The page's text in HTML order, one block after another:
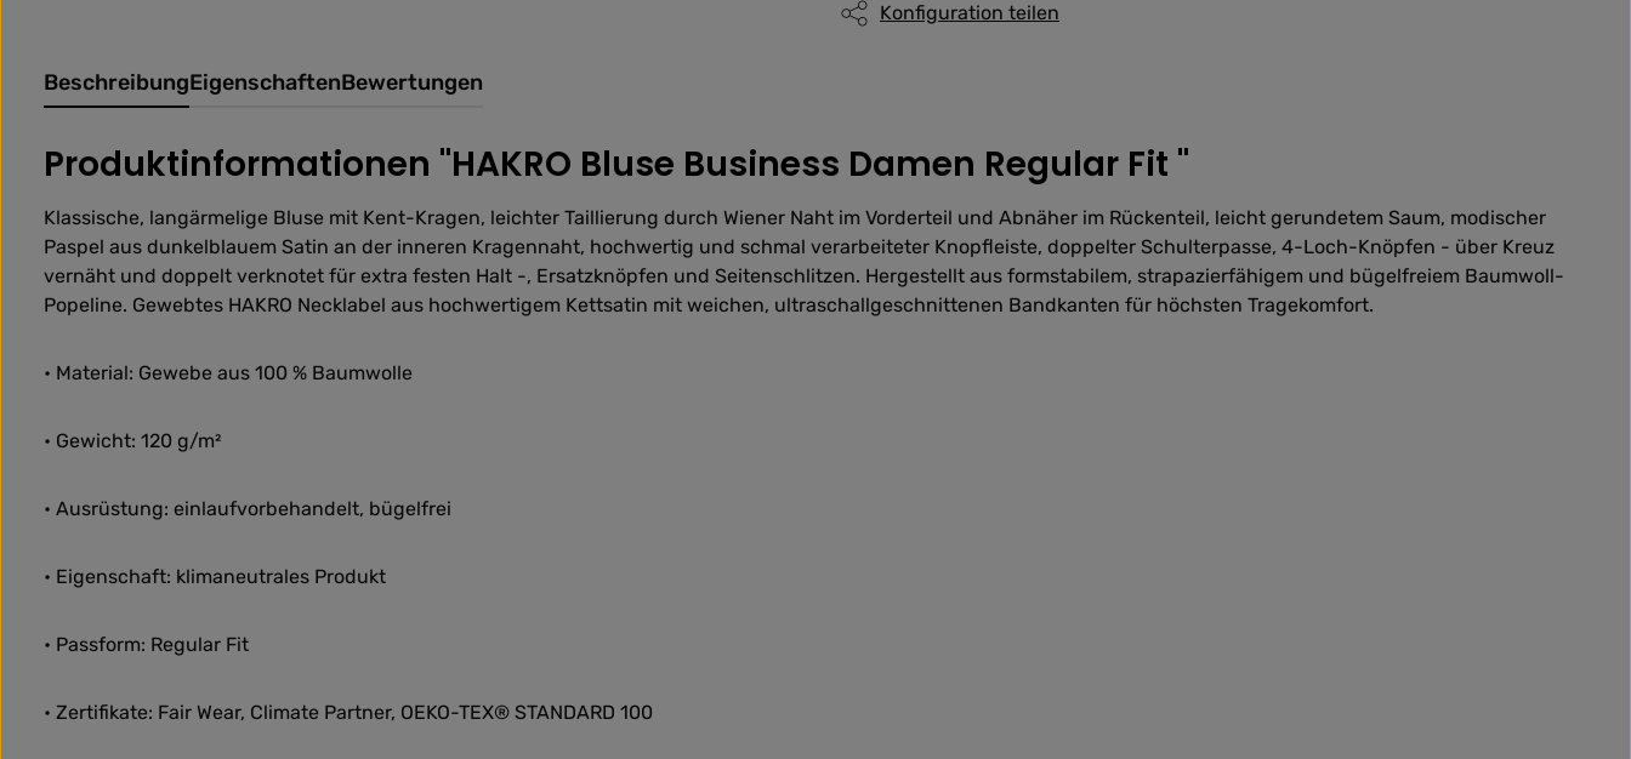
Konfiguration teilen
BeschreibungEigenschaftenBewertungen
Produktinformationen "HAKRO Bluse Business Damen Regular Fit "
Klassische, langärmelige Bluse mit Kent-Kragen, leichter Taillierung durch Wiener Naht im Vorderteil und Abnäher im Rückenteil, leicht gerundetem Saum, modischer
Paspel aus dunkelblauem Satin an der inneren Kragennaht, hochwertig und schmal verarbeiteter Knopfleiste, doppelter Schulterpasse, 4-Loch-Knöpfen - über Kreuz
vernäht und doppelt verknotet für extra festen Halt -, Ersatzknöpfen und Seitenschlitzen. Hergestellt aus formstabilem, strapazierfähigem und bügelfreiem Baumwoll-
Popeline. Gewebtes HAKRO Necklabel aus hochwertigem Kettsatin mit weichen, ultraschallgeschnittenen Bandkanten für höchsten Tragekomfort.
• Material: Gewebe aus 100 % Baumwolle
• Gewicht: 120 g/m²
• Ausrüstung: einlaufvorbehandelt, bügelfrei
• Eigenschaft: klimaneutrales Produkt
• Passform: Regular Fit
• Zertifikate: Fair Wear, Climate Partner, OEKO-TEX® STANDARD 100